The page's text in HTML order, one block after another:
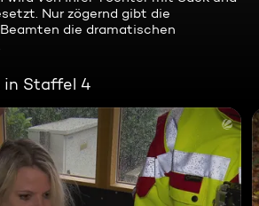
Nur zögernd gibt die
die dramatischen
in Staffel 4